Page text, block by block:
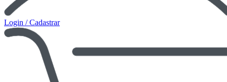
Login / Cadastrar